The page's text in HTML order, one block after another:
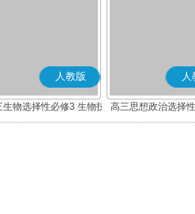
人教版
生物选择性必修3 生物技
术与工程
人
高三思想政治选择
辑与思维(部